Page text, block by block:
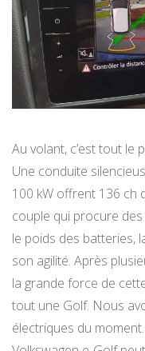
Au volant, c’est tout le
Une conduite
100 kW offrent 136 ch
couple qui procure
le poids des batteries,
son agilité. Après
la grande force de
tout une Golf. Nous
électriques du